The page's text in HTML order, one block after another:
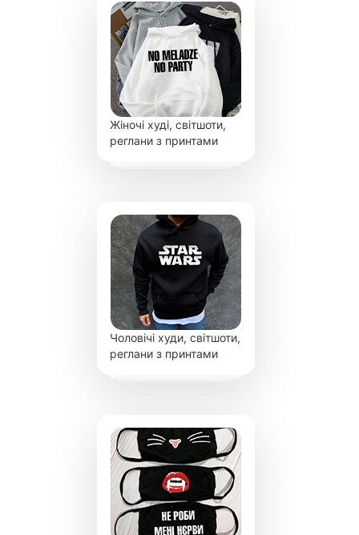
Жіночі худі, світшоти,
реглани з принтами
Чоловічі худи, світшоти,
реглани з принтами